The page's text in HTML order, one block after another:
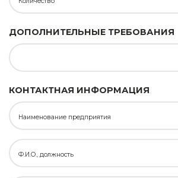
ДОПОЛНИТЕЛЬНЫЕ ТРЕБОВАНИЯ
КОНТАКТНАЯ ИНФОРМАЦИЯ
Наименование предприятия
Ф.И.О., должность